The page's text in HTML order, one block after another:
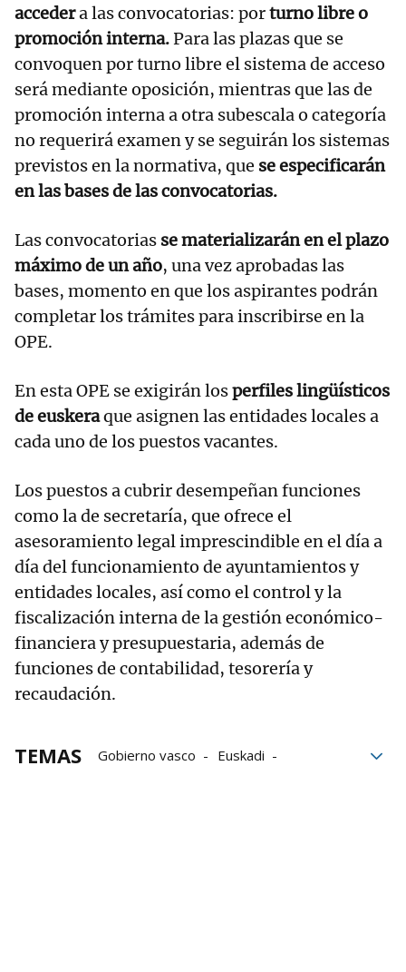
accedera las convocatorias: porturno libre o
promoción interna.Para las plazas que se
convoquen por turno libre el sistema de acceso
será mediante oposición, mientras que las de
promoción interna a otra subescala o categoría
no requerirá examen y se seguirán los sistemas
previstos en la normativa, que se especificarán
en las bases de las convocatorias.
Las convocatorias se materializarán en el plazo
máximo de un año, una vez aprobadas las
bases, momento en que los aspirantes podrán
completar los trámites para inscribirse en la
OPE.
En esta OPE se exigirán losperfiles lingüísticos
de euskeraque asignen las entidades locales a
cada uno de los puestos vacantes.
Los puestos a cubrir desempeñan funciones
como la de secretaría, que ofrece el
asesoramiento legal imprescindible en el día a
día del funcionamiento de ayuntamientos y
entidades locales, así como el control y la
fiscalización interna de la gestión económico-
financiera y presupuestaria, además de
funciones de contabilidad, tesorería y
recaudación.
TEMAS Gobierno vasco
Euskadi